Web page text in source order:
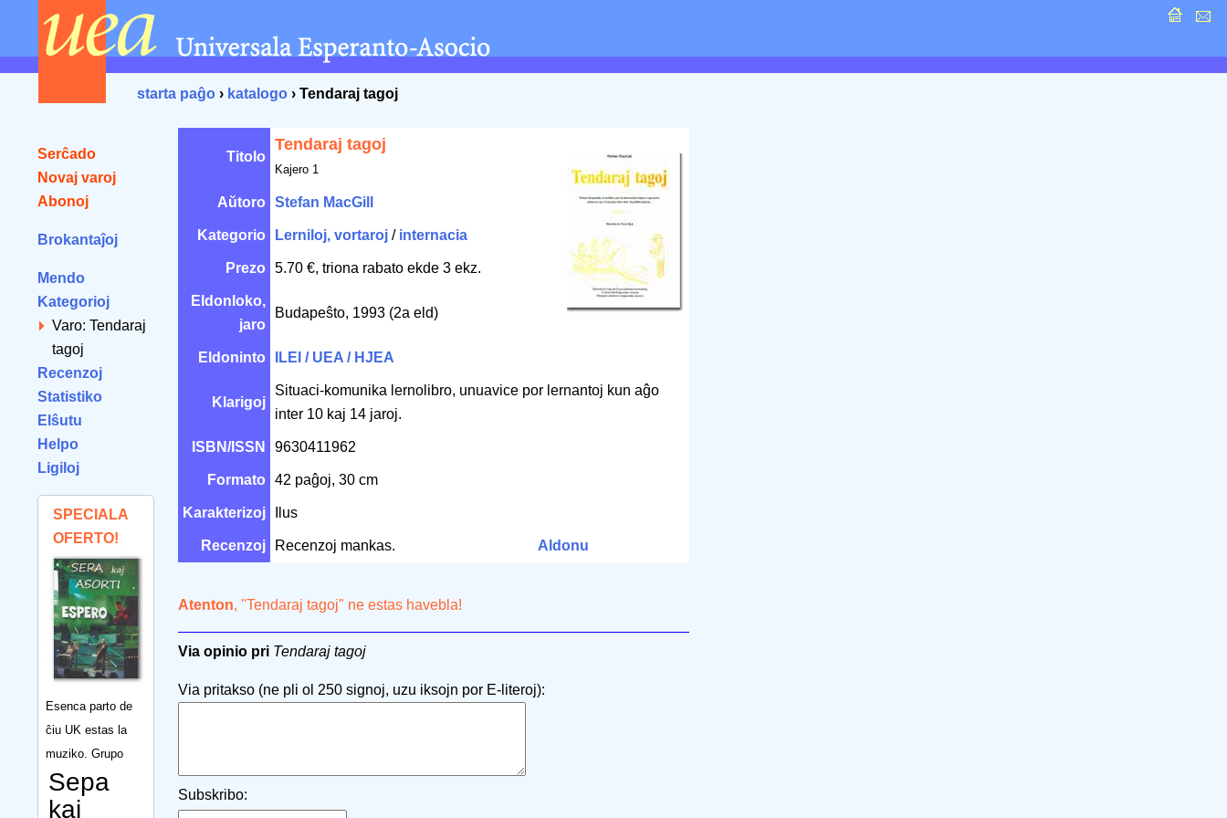
starta paĝo › katalogo › Tendaraj tagoj
Serĉado
Novaj varoj
Abonoj
Brokantaĵoj
Mendo
Kategorioj
Varo: Tendaraj
tagoj
Recenzoj
Statistiko
Elŝutu
Helpo
Ligiloj
SPECIALA
OFERTO!
Esenca parto de
ĉiu UK estas la
muziko. Grupo
Sepa
kaj
Titolo
Tendaraj tagoj
Kajero 1
Aŭtoro Stefan MacGill
Kategorio Lerniloj, vortaroj / internacia
Prezo 5.70 €, triona rabato ekde 3 ekz.
Eldonloko,
jaro
Budapeŝto, 1993 (2a eld)
Eldoninto ILEI / UEA / HJEA
Klarigoj
Situaci-komunika lernolibro, unuavice por lernantoj kun aĝo
inter 10 kaj 14 jaroj.
ISBN/ISSN 9630411962
Formato 42 paĝoj, 30 cm
Karakterizoj Ilus
Recenzoj Recenzoj mankas. Aldonu
Atenton, "Tendaraj tagoj" ne estas havebla!
Via opinio pri Tendaraj tagoj
Via pritakso (ne pli ol 250 signoj, uzu iksojn por E-literoj):
Subskribo: